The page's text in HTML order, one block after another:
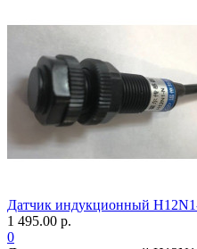
Датчик индукционный
1 495.00 р.
0